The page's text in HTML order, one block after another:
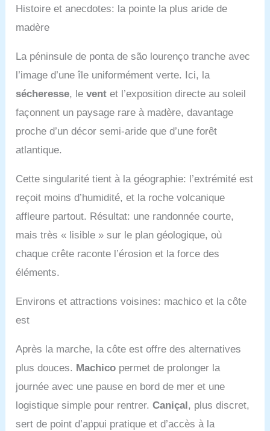
Histoire et anecdotes: la pointe la plus aride de
madère
La péninsule de ponta de são lourenço tranche avec
l’image d’une île uniformément verte. Ici, la
sécheresse, levent et l’exposition directe au soleil
façonnent un paysage rare à madère, davantage
proche d’un décor semi-aride que d’une forêt
atlantique.
Cette singularité tient à la géographie: l’extrémité est
reçoit moins d’humidité, et la roche volcanique
affleure partout. Résultat: une randonnée courte,
mais très « lisible » sur le plan géologique, où
chaque crête raconte l’érosion et la force des
éléments.
Environs et attractions voisines: machico et la côte
est
Après la marche, la côte est offre des alternatives
plus douces. Machico permet de prolonger la
journée avec une pause en bord de mer et une
logistique simple pour rentrer.Caniçal , plus discret,
sert de point d’appui pratique et d’accès à la